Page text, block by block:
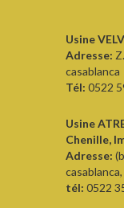
Usine
Adresse:
casablanca
Tél: 0522
Usine
Chenille,
Adresse:
casablanca,
tél: 0522